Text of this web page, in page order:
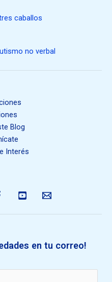
caballos
no verbal
Blog
Interés
en tu correo!